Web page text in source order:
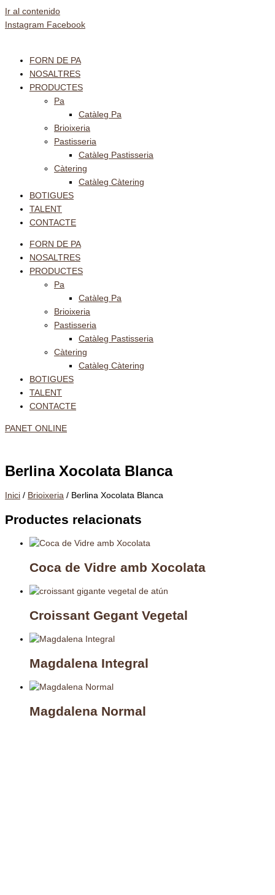
Ir al contenido
Instagram Facebook
FORN DE PA
NOSALTRES
PRODUCTES
Pa
Catàleg Pa
Brioixeria
Pastisseria
Catàleg Pastisseria
Càtering
Catàleg Càtering
BOTIGUES
TALENT
CONTACTE
FORN DE PA
NOSALTRES
PRODUCTES
Pa
Catàleg Pa
Brioixeria
Pastisseria
Catàleg Pastisseria
Càtering
Catàleg Càtering
BOTIGUES
TALENT
CONTACTE
PANET ONLINE
Berlina Xocolata Blanca
Inici / Brioixeria / Berlina Xocolata Blanca
Productes relacionats
Coca de Vidre amb Xocolata
Croissant Gegant Vegetal
Magdalena Integral
Magdalena Normal